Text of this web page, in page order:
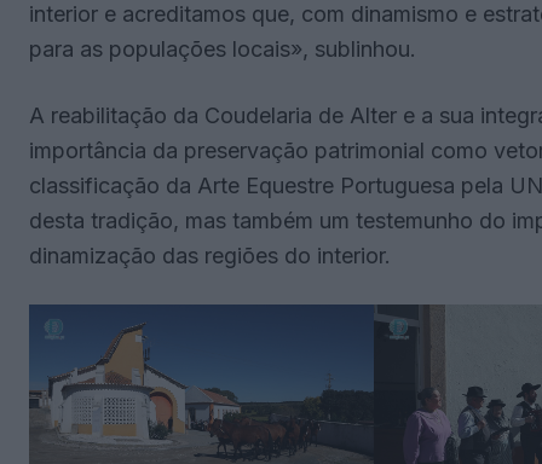
interior e acreditamos que, com dinamismo e
para as populações locais», sublinhou.
A reabilitação da Coudelaria de Alter e a sua
importância da preservação patrimonial como
classificação da Arte Equestre Portuguesa pela
desta tradição, mas também um testemunho do
dinamização das regiões do interior.